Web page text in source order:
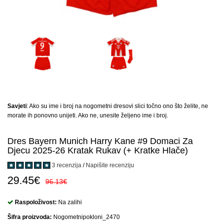
Savjeti: Ako su ime i broj na nogometni dresovi slici točno ono što želite, ne
morate ih ponovno unijeti. Ako ne, unesite željeno ime i broj.
Dres Bayern Munich Harry Kane #9 Domaci Za
Djecu 2025-26 Kratak Rukav (+ Kratke Hlače)
3 recenzija / Napišite recenziju
29.45€ 96.13€
Raspoloživost: Na zalihi
Šifra proizvoda: Nogometnipokloni_2470